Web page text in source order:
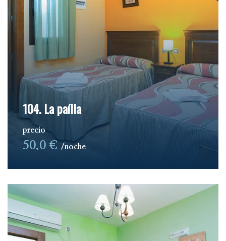
104. La paílla
precio
50.0 € noche